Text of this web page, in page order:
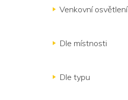
Venkovní osvětlení
Dle místnosti
Dle typu